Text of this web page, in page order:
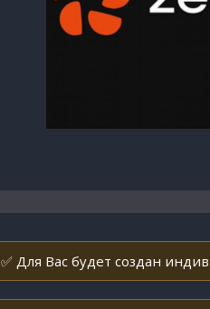
✅ Для Вас будет создан